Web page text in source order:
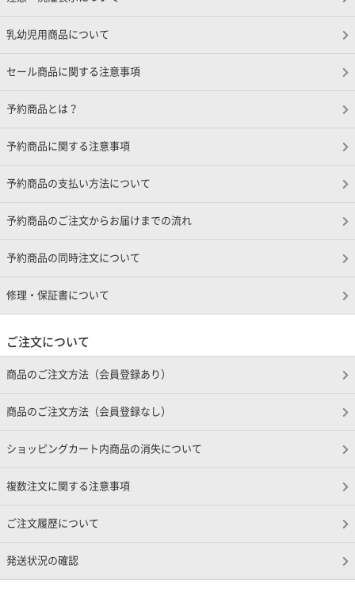
乳幼児用商品について
セール商品に関する注意事項
予約商品とは？
予約商品に関する注意事項
予約商品の支払い方法について
予約商品のご注文からお届けまでの流れ
予約商品の同時注文について
修理・保証書について
ご注文について
商品のご注文方法（会員登録あり）
商品のご注文方法（会員登録なし）
ショッピングカート内商品の消失について
複数注文に関する注意事項
ご注文履歴について
発送状況の確認